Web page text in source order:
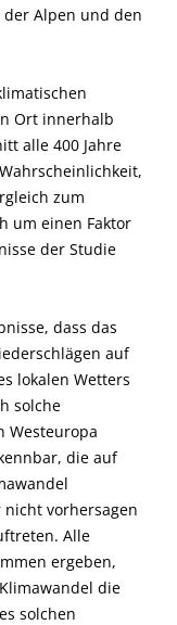
Alpen und den
Ort innerhalb
alle 400 Jahre
zum
um einen Faktor
der Studie
dass das
auf
lokalen Wetters
solche
Westeuropa
die auf
vorhersagen
Alle
ergeben,
die
solchen